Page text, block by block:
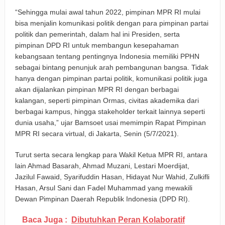
“Sehingga mulai awal tahun 2022, pimpinan MPR RI mulai
bisa menjalin komunikasi politik dengan para pimpinan partai
politik dan pemerintah, dalam hal ini Presiden, serta
pimpinan DPD RI untuk membangun kesepahaman
kebangsaan tentang pentingnya Indonesia memiliki PPHN
sebagai bintang penunjuk arah pembangunan bangsa. Tidak
hanya dengan pimpinan partai politik, komunikasi politik juga
akan dijalankan pimpinan MPR RI dengan berbagai
kalangan, seperti pimpinan Ormas, civitas akademika dari
berbagai kampus, hingga stakeholder terkait lainnya seperti
dunia usaha,” ujar Bamsoet usai memimpin Rapat Pimpinan
MPR RI secara virtual, di Jakarta, Senin (5/7/2021).
Turut serta secara lengkap para Wakil Ketua MPR RI, antara
lain Ahmad Basarah, Ahmad Muzani, Lestari Moerdijat,
Jazilul Fawaid, Syarifuddin Hasan, Hidayat Nur Wahid, Zulkifli
Hasan, Arsul Sani dan Fadel Muhammad yang mewakili
Dewan Pimpinan Daerah Republik Indonesia (DPD RI).
Baca Juga :
Dibutuhkan Peran Kolaboratif